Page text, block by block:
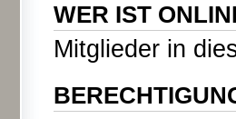
WER IST
Mitglieder in